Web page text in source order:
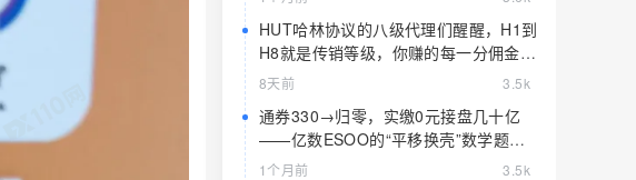
HUT哈林协议的八级代理们醒醒，H1到
H8就是传销等级，你赚的每一分佣金都
是赃款
8天前 3.5k
通券330→归零，实缴0元接盘几十亿
——亿数ESOO的“平移换壳”数学题，
算完就赶紧跑
1个月前 3.5k